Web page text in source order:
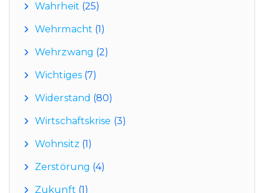
Wahrheit (25)
Wehrmacht (1)
Wehrzwang (2)
Wichtiges(7)
Widerstand (80)
Wirtschaftskrise (3)
Wohnsitz (1)
Zerstörung (4)
Zukunft (1)